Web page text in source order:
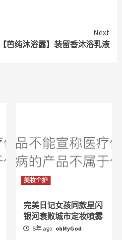
Next
【芭纯沐浴露】装留香沐浴乳液
美妆个护
完美日记女孩同款星闪
银河衰败城市定妆喷雾
5年 ago ohMyGod